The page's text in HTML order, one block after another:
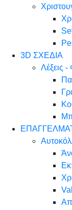
3D ΣΧΕΔΙΑ
Λέξεις -